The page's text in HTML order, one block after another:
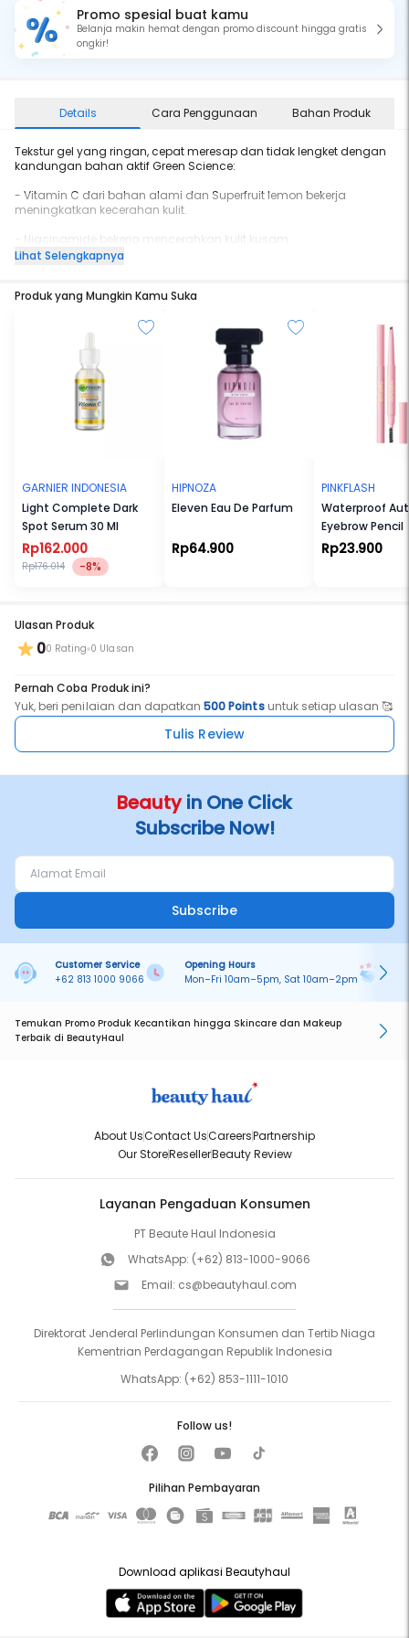
Promo spesial buat kamu
Belanja makin hemat dengan promo discount hingga gratis
ongkir!
Details Cara Penggunaan Bahan Produk
Tekstur gel yang ringan, cepat meresap dan tidak lengket dengan
kandungan bahan aktif Green Science:
- Vitamin C dari bahan alami dan Superfruit lemon bekerja
meningkatkan kecerahan kulit.
- Niacinamide bekerja mencerahkan kulit kusam.
Lihat Selengkapnya
Produk yang Mungkin Kamu Suka
GARNIER INDONESIA
Light Complete Dark
Spot Serum 30 Ml
Rp162.000
Rp176.014 -8%
HIPNOZA
Eleven Eau De Parfum
Rp64.900
PINKFLASH
Waterproof
Eyebrow Pencil
Rp23.900
Ulasan Produk
00 Rating 0 Ulasan
Pernah Coba Produk ini?
Yuk, beri penilaian dan dapatkan500 Pointsuntuk setiap ulasan 🥰
Tulis Review
Beautyin One Click
Subscribe Now!
Subscribe
Customer Service
+62 813 1000 9066
Opening Hours
Mon–Fri 10am–5pm, Sat 10am–2pm
Temukan Promo Produk Kecantikan hingga Skincare dan Makeup
Terbaik di BeautyHaul
About UsContact UsCareersPartnership
Our StoreResellerBeauty Review
Layanan Pengaduan Konsumen
PT Beaute Haul Indonesia
WhatsApp: (+62) 813-1000-9066
Email: cs@beautyhaul.com
Direktorat Jenderal Perlindungan Konsumen dan Tertib Niaga
Kementrian Perdagangan Republik Indonesia
WhatsApp: (+62) 853-1111-1010
Pilihan Pembayaran
Follow us!
Download aplikasi Beautyhaul